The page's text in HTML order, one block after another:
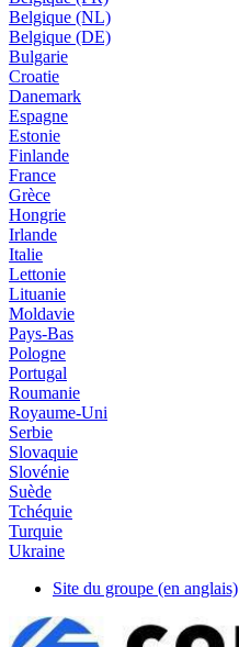
Belgique (NL)
Belgique (DE)
Bulgarie
Croatie
Danemark
Espagne
Estonie
Finlande
France
Grèce
Hongrie
Irlande
Italie
Lettonie
Lituanie
Moldavie
Pays-Bas
Pologne
Portugal
Roumanie
Royaume-Uni
Serbie
Slovaquie
Slovénie
Suède
Tchéquie
Turquie
Ukraine
Site du groupe (en anglais)